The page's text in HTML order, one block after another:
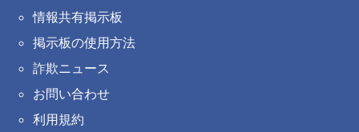
情報共有掲示板
掲示板の使用方法
詐欺ニュース
お問い合わせ
利用規約